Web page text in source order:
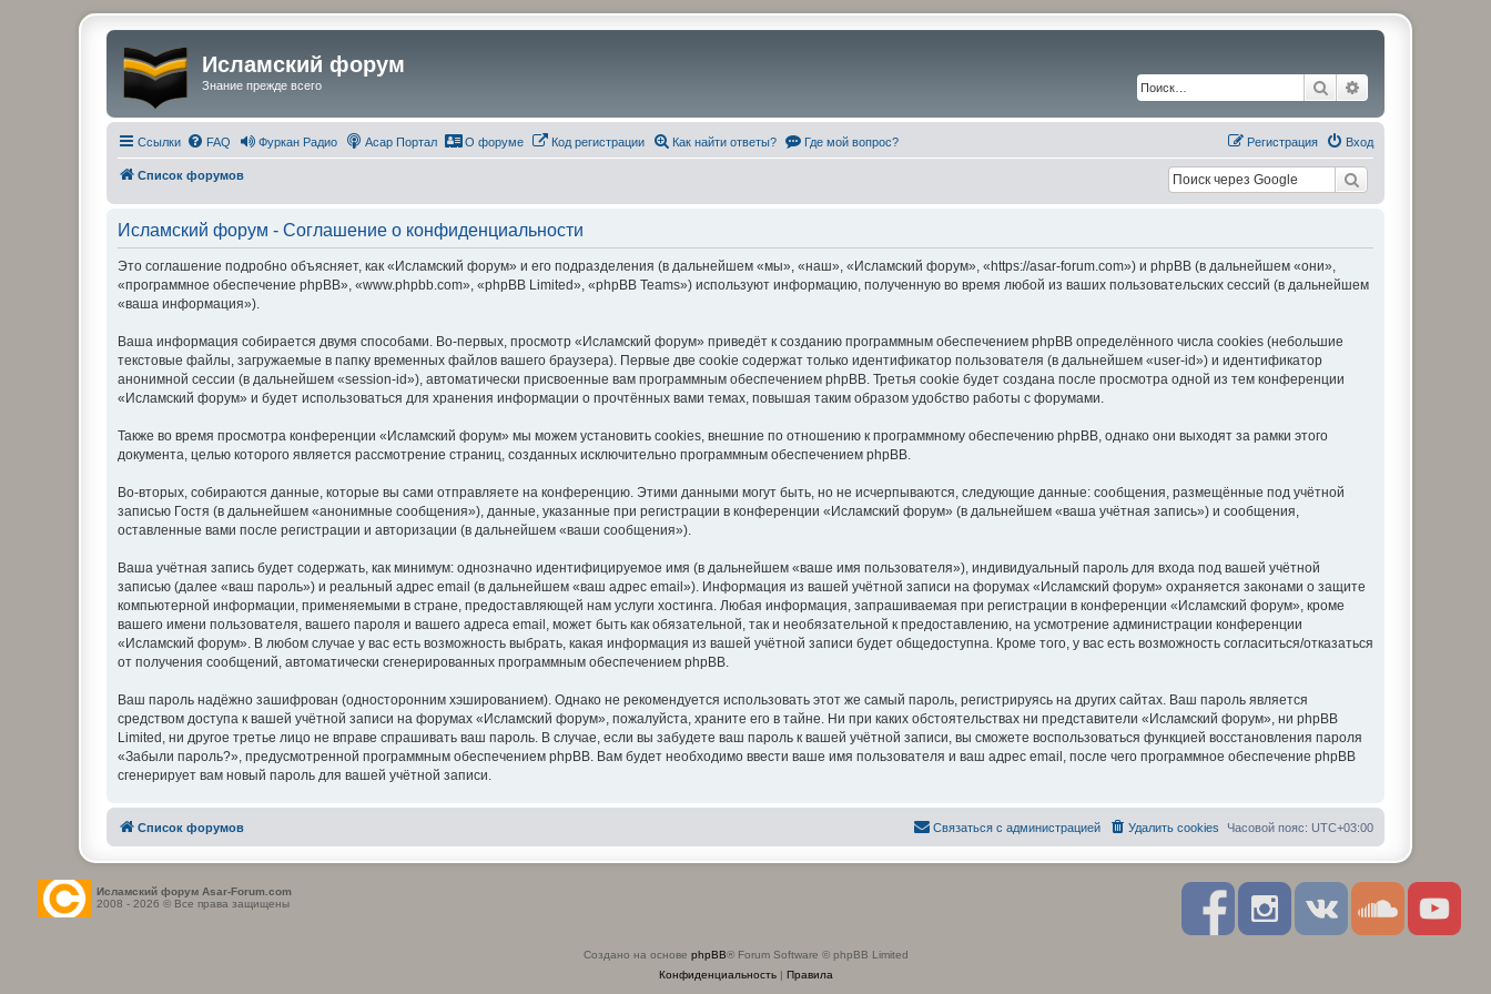
Исламский форум
Знание прежде всего Поиск
Ссылки FAQ Фуркан Радио Асар Портал О форуме Код регистрации Как найти ответы? Где мой вопрос? Вход
Регистрация
Список форумов
Исламский форум - Соглашение о конфиденциальности
Это соглашение подробно объясняет, как «Исламский форум» и его подразделения (в дальнейшем «мы», «наш», «Исламский форум», «https://asar-forum.com») и phpBB (в дальнейшем «они»,
«программное обеспечение phpBB», «www.phpbb.com», «phpBB Limited», «phpBB Teams») используют информацию, полученную во время любой из ваших пользовательских сессий (в дальнейшем
«ваша информация»).
Ваша информация собирается двумя способами. Во-первых, просмотр «Исламский форум» приведёт к созданию программным обеспечением phpBB определённого числа cookies (небольшие
текстовые файлы, загружаемые в папку временных файлов вашего браузера). Первые две cookie содержат только идентификатор пользователя (в дальнейшем «user-id») и идентификатор
анонимной сессии (в дальнейшем «session-id»), автоматически присвоенные вам программным обеспечением phpBB. Третья cookie будет создана после просмотра одной из тем конференции
«Исламский форум» и будет использоваться для хранения информации о прочтённых вами темах, повышая таким образом удобство работы с форумами.
Также во время просмотра конференции «Исламский форум» мы можем установить cookies, внешние по отношению к программному обеспечению phpBB, однако они выходят за рамки этого
документа, целью которого является рассмотрение страниц, созданных исключительно программным обеспечением phpBB.
Во-вторых, собираются данные, которые вы сами отправляете на конференцию. Этими данными могут быть, но не исчерпываются, следующие данные: сообщения, размещённые под учётной
записью Гостя (в дальнейшем «анонимные сообщения»), данные, указанные при регистрации в конференции «Исламский форум» (в дальнейшем «ваша учётная запись») и сообщения,
оставленные вами после регистрации и авторизации (в дальнейшем «ваши сообщения»).
Ваша учётная запись будет содержать, как минимум: однозначно идентифицируемое имя (в дальнейшем «ваше имя пользователя»), индивидуальный пароль для входа под вашей учётной
записью (далее «ваш пароль») и реальный адрес email (в дальнейшем «ваш адрес email»). Информация из вашей учётной записи на форумах «Исламский форум» охраняется законами о защите
компьютерной информации, применяемыми в стране, предоставляющей нам услуги хостинга. Любая информация, запрашиваемая при регистрации в конференции «Исламский форум», кроме
вашего имени пользователя, вашего пароля и вашего адреса email, может быть как обязательной, так и необязательной к предоставлению, на усмотрение администрации конференции
«Исламский форум». В любом случае у вас есть возможность выбрать, какая информация из вашей учётной записи будет общедоступна. Кроме того, у вас есть возможность согласиться/отказаться
от получения сообщений, автоматически сгенерированных программным обеспечением phpBB.
Ваш пароль надёжно зашифрован (односторонним хэшированием). Однако не рекомендуется использовать этот же самый пароль, регистрируясь на других сайтах. Ваш пароль является
средством доступа к вашей учётной записи на форумах «Исламский форум», пожалуйста, храните его в тайне. Ни при каких обстоятельствах ни представители «Исламский форум», ни phpBB
Limited, ни другое третье лицо не вправе спрашивать ваш пароль. В случае, если вы забудете ваш пароль к вашей учётной записи, вы сможете воспользоваться функцией восстановления пароля
«Забыли пароль?», предусмотренной программным обеспечением phpBB. Вам будет необходимо ввести ваше имя пользователя и ваш адрес email, после чего программное обеспечение phpBB
сгенерирует вам новый пароль для вашей учётной записи.
Список форумов Часовой пояс: UTC+03:00
Удалить cookies
Связаться с администрацией
Исламский форум Asar-Forum.com
2008 - 2026 © Все права защищены
F
c
I
s
R
S
S
u
Y
u
Создано на основе phpBB® Forum Software © phpBB Limited
Конфиденциальность| Правила